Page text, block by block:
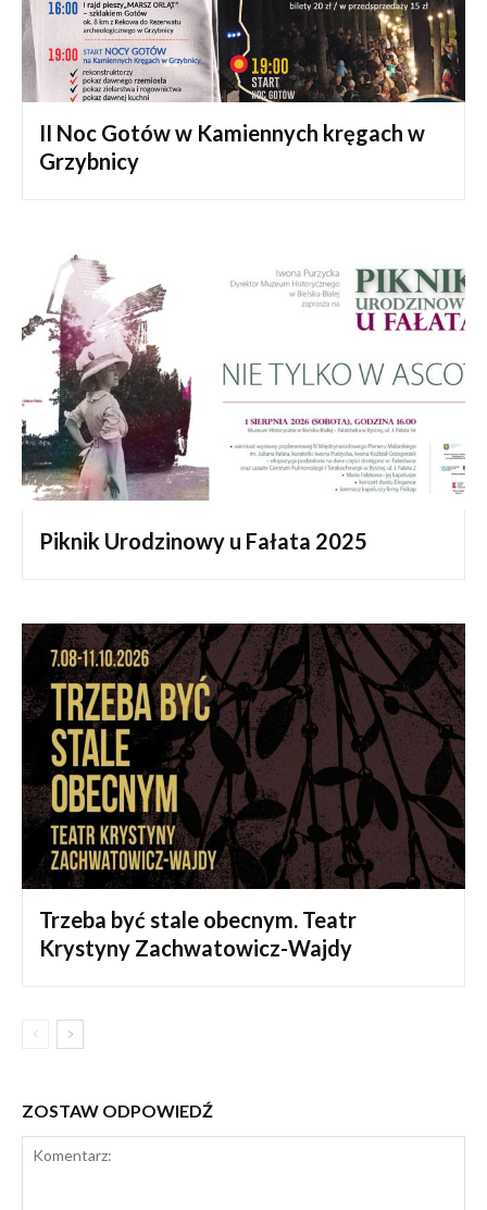
II Noc Gotów w Kamiennych kręgach w
Grzybnicy
Piknik Urodzinowy u Fałata 2025
Trzeba być stale obecnym. Teatr
Krystyny Zachwatowicz-Wajdy
ZOSTAW ODPOWIEDŹ